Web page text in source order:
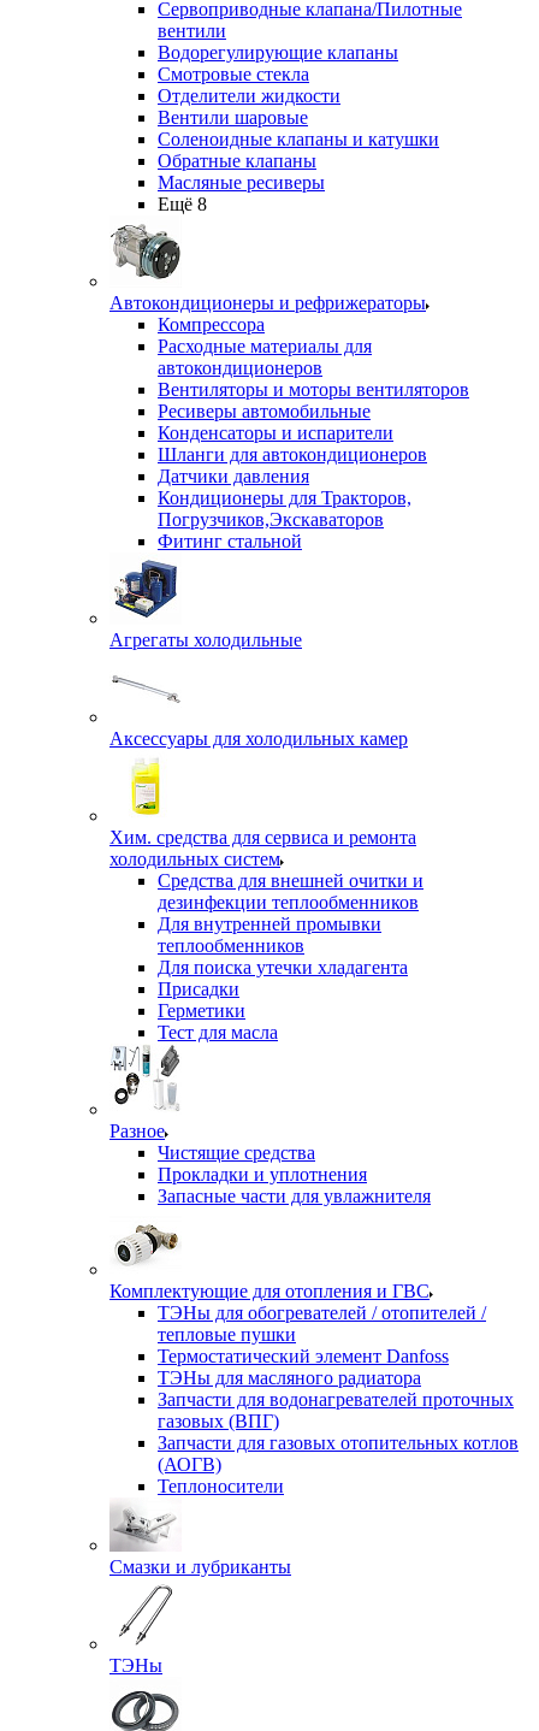
Сервоприводные клапана/Пилотные
вентили
Водорегулирующие клапаны
Смотровые стекла
Отделители жидкости
Вентили шаровые
Соленоидные клапаны и катушки
Обратные клапаны
Масляные ресиверы
Ещё 8
Автокондиционеры и рефрижераторы
Компрессора
Расходные материалы для
автокондиционеров
Вентиляторы и моторы вентиляторов
Ресиверы автомобильные
Конденсаторы и испарители
Шланги для автокондиционеров
Датчики давления
Кондиционеры для Тракторов,
Погрузчиков,Экскаваторов
Фитинг стальной
Агрегаты холодильные
Аксессуары для холодильных камер
Хим. средства для сервиса и ремонта
холодильных систем
Средства для внешней очитки и
дезинфекции теплообменников
Для внутренней промывки
теплообменников
Для поиска утечки хладагента
Присадки
Герметики
Тест для масла
Разное
Чистящие средства
Прокладки и уплотнения
Запасные части для увлажнителя
Комплектующие для отопления и ГВС
ТЭНы для обогревателей / отопителей /
тепловые пушки
Термостатический элемент Danfoss
ТЭНы для масляного радиатора
Запчасти для водонагревателей проточных
газовых (ВПГ)
Запчасти для газовых отопительных котлов
(АОГВ)
Теплоносители
Смазки и лубриканты
ТЭНы